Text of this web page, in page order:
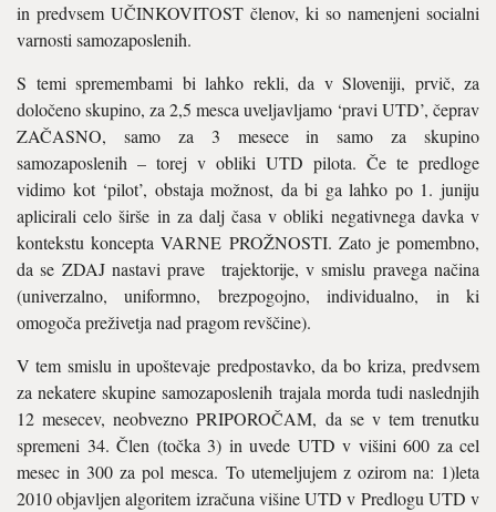
in predvsem UČINKOVITOST členov, ki so namenjeni socialni
varnosti samozaposlenih.
S temi spremembami bi lahko rekli, da v Sloveniji, prvič, za
določeno skupino, za 2,5 mesca uveljavljamo ‘pravi UTD’, čeprav
ZAČASNO, samo za 3 mesece in samo za skupino
samozaposlenih – torej v obliki UTD pilota. Če te predloge
vidimo kot ‘pilot’, obstaja možnost, da bi ga lahko po 1. juniju
aplicirali celo širše in za dalj časa v obliki negativnega davka v
kontekstu koncepta VARNE PROŽNOSTI. Zato je pomembno,
da se ZDAJ nastavi prave trajektorije, v smislu pravega načina
(univerzalno, uniformno, brezpogojno, individualno, in ki
omogoča preživetja nad pragom revščine).
V tem smislu in upoštevaje predpostavko, da bo kriza, predvsem
za nekatere skupine samozaposlenih trajala morda tudi naslednjih
12 mesecev, neobvezno PRIPOROČAM, da se v tem trenutku
spremeni 34. Člen (točka 3) in uvede UTD v višini 600 za cel
mesec in 300 za pol mesca. To utemeljujem z ozirom na: 1)leta
2010 objavljen algoritem izračuna višine UTD v Predlogu UTD v